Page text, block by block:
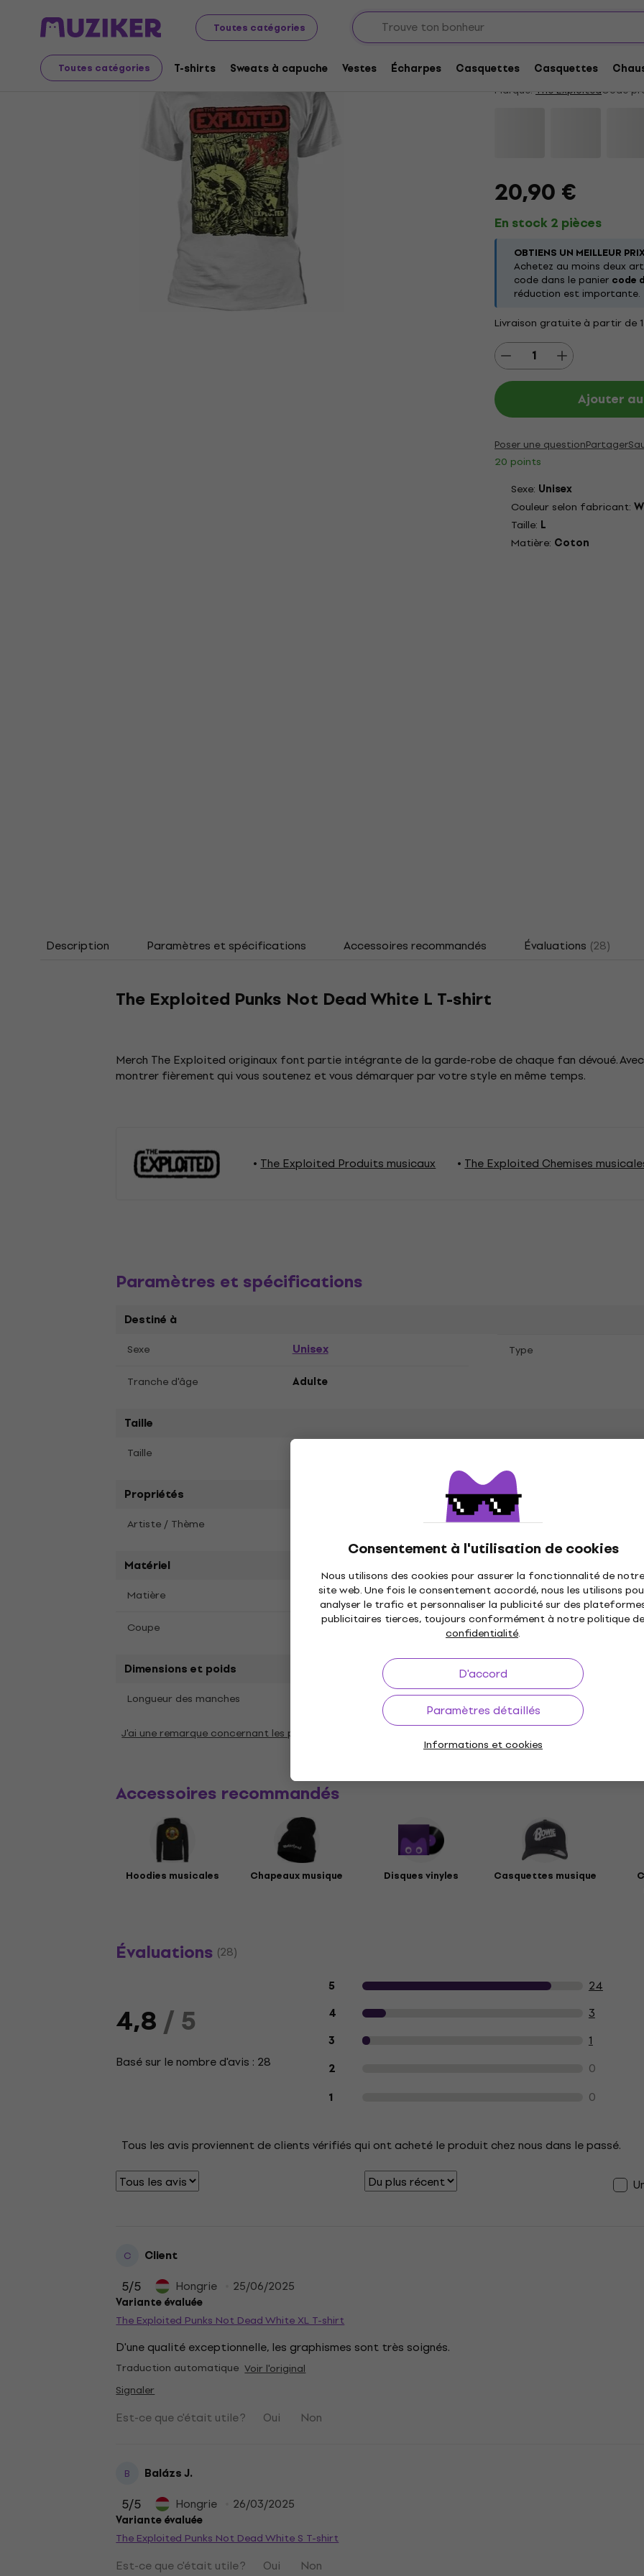
Toutes catégories
Toutes catégories T-shirts Sweats à capuche Vestes Écharpes Casquettes Casquettes
Consentement à l'utilisation de cookies
Nous utilisons des cookies pour assurer la fonctionnalité de notre
site web. Une fois le consentement accordé, nous les utilisons
analyser le trafic et personnaliser la publicité sur des
publicitaires tierces, toujours conformément à notre politique de
confidentialité.
D'accord
Paramètres détaillés
Informations et cookies
Merch Produits musicaux T-shirts
The Exploited Punks
4,8 28 x noté
Marque: The ExploitedCode
20,90 €
En stock 2 pièces
OBTIENS UN MEILLEUR
Achetez au moins deux
code dans le panier code
réduction est importante.
Livraison gratuite à partir de
Ajouter
Poser une questionPartager
20 points
Sexe: Unisex
Couleur selon fabricant:
Taille: L
Matière: Coton
Description Paramètres et spécifications Accessoires recommandés Évaluations (28)
The Exploited Punks Not Dead White L T-shirt
Merch The Exploited originaux font partie intégrante de la garde-robe de chaque fan dévoué.
montrer fièrement qui vous soutenez et vous démarquer par votre style en même temps.
The Exploited Produits musicaux The Exploited Chemises
Paramètres et spécifications
Destiné à
Sexe Unisex Type
Tranche d'âge Adulte
Taille
Taille
Propriétés
Artiste / Thème
Matériel
Matière Coton Spécifications matérielles
Coupe
Coupe classique
Dimensions et poids
Longueur des manches
J'ai une remarque concernant les paramètres
Accessoires recommandés
Hoodies musicales Chapeaux musique Disques vinyles Casquettes musique
Évaluations (28)
4,8/ 5
Basé sur le nombre d'avis : 28
Avis des clients sur le produit
5 24
4 3
3 1
2 0
1 0
Tous les avis proviennent de clients vérifiés qui ont acheté le produit chez nous dans le passé.
C Client
5/5 Hongrie 25/06/2025
Variante évaluée
The Exploited Punks Not Dead White XL T-shirt
D'une qualité exceptionnelle, les graphismes sont très soignés.
Traduction automatique Voir l'original
Signaler
Est-ce que c'était utile ? Oui Non
B Balázs J.
5/5 Hongrie 26/03/2025
Variante évaluée
The Exploited Punks Not Dead White S T-shirt
Est-ce que c'était utile ? Oui Non